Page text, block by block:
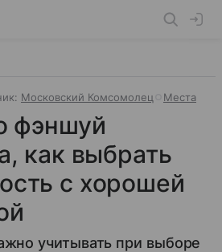
Московский Комсомолец Места
фэншуй
как выбрать
с хорошей
учитывать при выборе